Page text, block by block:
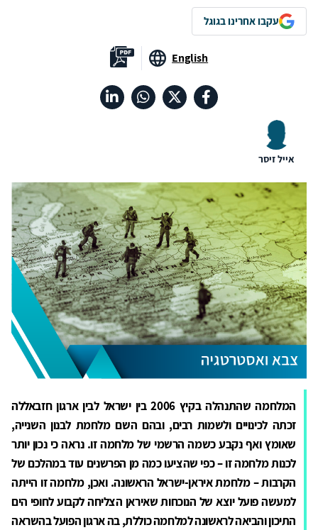
עקבו אחרינו בגוגל
English
אייל זיסר
המלחמה שהתנהלה בקיץ 2006 בין ישראל לבין ארגון חזבאללה
זכתה לכינויים ולשמות רבים, ובהם השם מלחמת לבנון השנייה,
שאומץ ואף נקבע כשמה הרשמי של מלחמה זו. נראה כי נכון יותר
לכנות מלחמה זו – כפי שהציעו כמה מן הפרשנים עוד במהלכם של
הקרבות – מלחמת איראן-ישראל הראשונה. ואכן, מלחמה זו הייתה
למעשה פועל יוצא של הנוכחות שאיראן הצליחה לקבוע לחופי הים
התיכון והביאה לראשונה למלחמה כוללת, בה ארגון הפועל בהשראה